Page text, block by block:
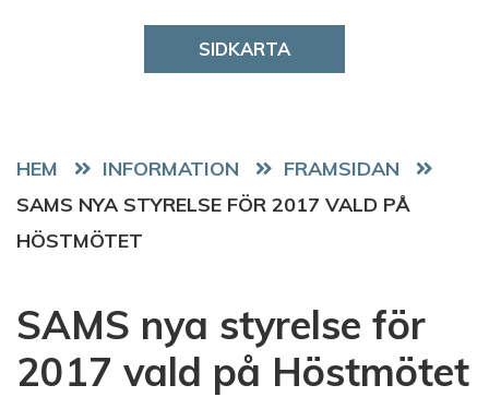
SIDKARTA
HEM
FRAMSIDAN
SAMS NYA STYRELSE FÖR 2017 VALD PÅ
HÖSTMÖTET
SAMS nya styrelse för
2017 vald på Höstmötet